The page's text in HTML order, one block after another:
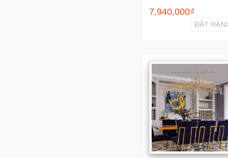
7,940,000₫
ĐẶT